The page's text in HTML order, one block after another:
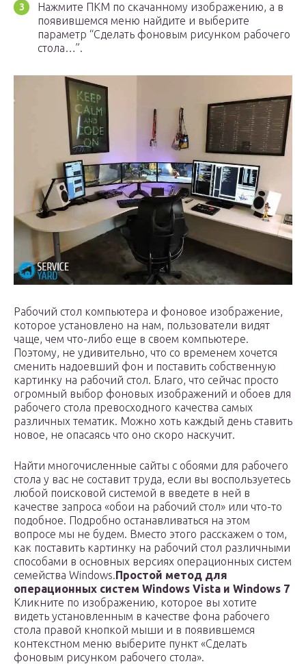
Нажмите ПКМ по скачанному изображению, а в
появившемся меню найдите и выберите
параметр “Сделать фоновым рисунком рабочего
стола…”.
Рабочий стол компьютера и фоновое изображение,
которое установлено на нам, пользователи видят
чаще, чем что-либо еще в своем компьютере.
Поэтому, не удивительно, что со временем хочется
сменить надоевший фон и поставить собственную
картинку на рабочий стол. Благо, что сейчас просто
огромный выбор фоновых изображений и обоев для
рабочего стола превосходного качества самых
различных тематик. Можно хоть каждый день ставить
новое, не опасаясь что оно скоро наскучит.
Найти многочисленные сайты с обоями для рабочего
стола у вас не составит труда, если вы воспользуетесь
любой поисковой системой в введете в ней в
качестве запроса «обои на рабочий стол» или что-то
подобное. Подробно останавливаться на этом
вопросе мы не будем. Вместо этого расскажем о том,
как поставить картинку на рабочий стол различными
способами в основных версиях операционных систем
семейства Windows.Простой метод для
операционных систем Windows Vista и Windows 7
Кликните по изображению, которое вы хотите
видеть установленным в качестве фона рабочего
стола правой кнопкой мыши и в появившемся
контекстном меню выберите пункт «Сделать
фоновым рисунком рабочего стола».